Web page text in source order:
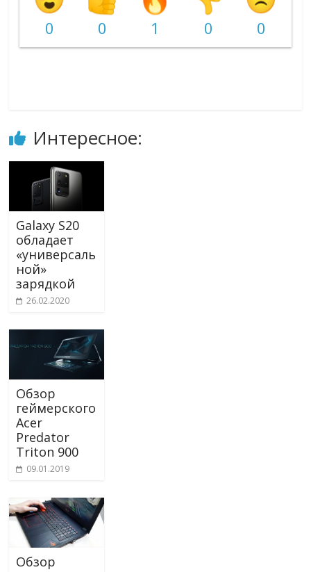
0 0 1 0 0
Интересное:
Galaxy S20
обладает
«универсаль
ной»
зарядкой
26.02.2020
Обзор
геймерского
Acer
Predator
Triton 900
09.01.2019
Обзор